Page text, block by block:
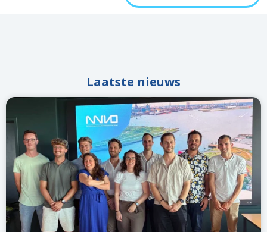
Laatste nieuws